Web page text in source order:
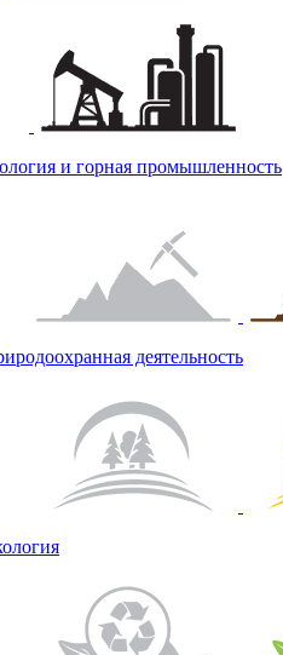
и горная промышленность
деятельность